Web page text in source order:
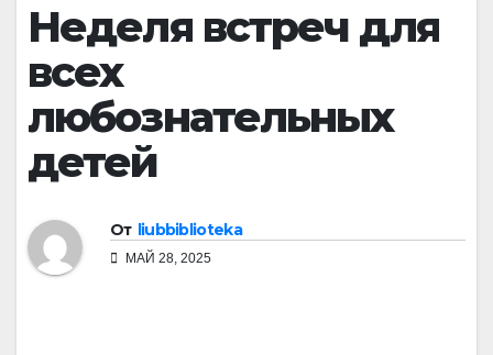
Неделя встреч для
всех
любознательных
детей
От liubbiblioteka
МАЙ 28, 2025